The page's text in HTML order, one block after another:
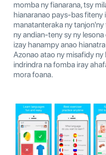
momba ny fianarana, tsy
hianaranao pays-bas fiteny
manatanteraka ny
ny andian-teny sy ny
izay hanampy anao
Azonao atao ny misafidy
indrindra na fomba iray
mora foana.